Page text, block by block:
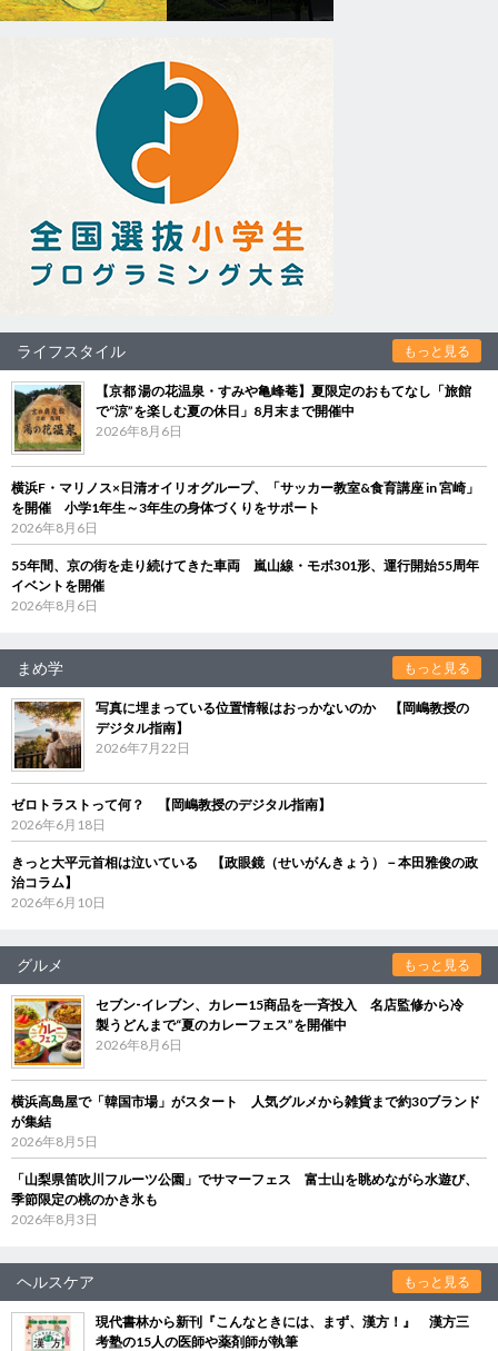
ライフスタイル もっと見る
【京都 湯の花温泉・すみや亀峰菴】夏限定のおもてなし「旅館
で“涼”を楽しむ夏の休日」8月末まで開催中
2026年8月6日
横浜F・マリノス×日清オイリオグループ、「サッカー教室&食育講座 in 宮崎」
を開催 小学1年生～3年生の身体づくりをサポート
2026年8月6日
55年間、京の街を走り続けてきた車両 嵐山線・モボ301形、運行開始55周年
イベントを開催
2026年8月6日
まめ学 もっと見る
写真に埋まっている位置情報はおっかないのか 【岡嶋教授の
デジタル指南】
2026年7月22日
ゼロトラストって何？ 【岡嶋教授のデジタル指南】
2026年6月18日
きっと大平元首相は泣いている 【政眼鏡（せいがんきょう）－本田雅俊の政
治コラム】
2026年6月10日
グルメ もっと見る
セブン‐イレブン、カレー15商品を一斉投入 名店監修から冷
製うどんまで“夏のカレーフェス”を開催中
2026年8月6日
横浜高島屋で「韓国市場」がスタート 人気グルメから雑貨まで約30ブランド
が集結
2026年8月5日
「山梨県笛吹川フルーツ公園」でサマーフェス 富士山を眺めながら水遊び、
季節限定の桃のかき氷も
2026年8月3日
ヘルスケア もっと見る
現代書林から新刊『こんなときには、まず、漢方！』 漢方三
考塾の15人の医師や薬剤師が執筆